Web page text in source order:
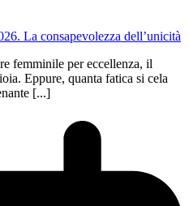
La consapevolezza dell’unicità
femminile per eccellenza, il
Eppure, quanta fatica si cela
[...]